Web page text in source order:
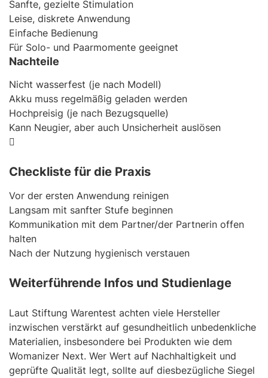
Sanfte, gezielte Stimulation
Leise, diskrete Anwendung
Einfache Bedienung
Für Solo- und Paarmomente geeignet
Nachteile
Nicht wasserfest (je nach Modell)
Akku muss regelmäßig geladen werden
Hochpreisig (je nach Bezugsquelle)
Kann Neugier, aber auch Unsicherheit auslösen
Checkliste für die Praxis
Vor der ersten Anwendung reinigen
Langsam mit sanfter Stufe beginnen
Kommunikation mit dem Partner/der Partnerin offen
halten
Nach der Nutzung hygienisch verstauen
Weiterführende Infos und Studienlage
Laut Stiftung Warentest achten viele Hersteller
inzwischen verstärkt auf gesundheitlich unbedenkliche
Materialien, insbesondere bei Produkten wie dem
Womanizer Next. Wer Wert auf Nachhaltigkeit und
geprüfte Qualität legt, sollte auf diesbezügliche Siegel